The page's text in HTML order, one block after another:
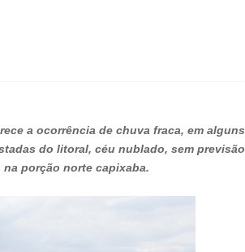
a ocorrência de chuva fraca, em alguns
do litoral, céu nublado, sem previsão
na porção norte capixaba.